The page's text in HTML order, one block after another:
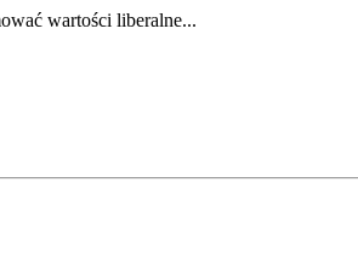
wartości liberalne...